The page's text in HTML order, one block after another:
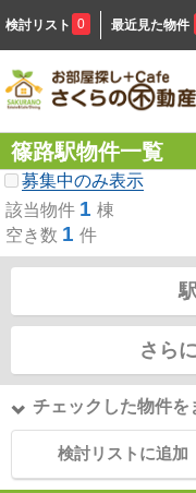
検討リスト 0 最近見た物件
篠路駅物件一覧
募集中のみ表示
該当物件 1 棟
空き数 1 件
さら
チェックした物件を
検討リストに追加